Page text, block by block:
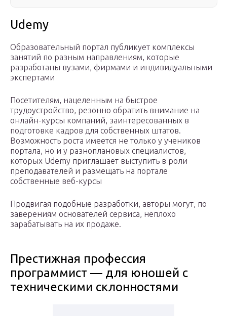
Udemy
Образовательный портал публикует комплексы
занятий по разным направлениям, которые
разработаны вузами, фирмами и индивидуальными
экспертами
Посетителям, нацеленным на быстрое
трудоустройство, резонно обратить внимание на
онлайн-курсы компаний, заинтересованных в
подготовке кадров для собственных штатов.
Возможность роста имеется не только у учеников
портала, но и у разноплановых специалистов,
которых Udemy приглашает выступить в роли
преподавателей и размещать на портале
собственные веб-курсы
Продвигая подобные разработки, авторы могут, по
заверениям основателей сервиса, неплохо
зарабатывать на их продаже.
Престижная профессия
программист — для юношей с
техническими склонностями